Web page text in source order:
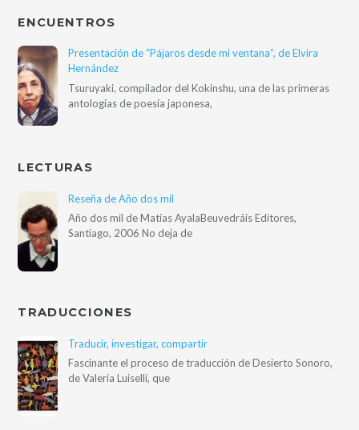
ENCUENTROS
Presentación de “Pájaros desde mi ventana”, de Elvira
Hernández
Tsuruyaki, compilador del Kokinshu, una de las primeras
antologías de poesía japonesa,
LECTURAS
Reseña de Año dos mil
Año dos mil de Matías AyalaBeuvedráis Editores,
Santiago, 2006 No deja de
TRADUCCIONES
Traducir, investigar, compartir
Fascinante el proceso de traducción de Desierto Sonoro,
de Valeria Luiselli, que